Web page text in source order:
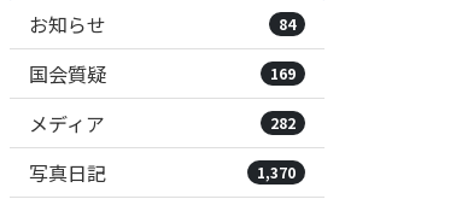
お知らせ
84
国会質疑 169
メディア 282
写真日記 1,370